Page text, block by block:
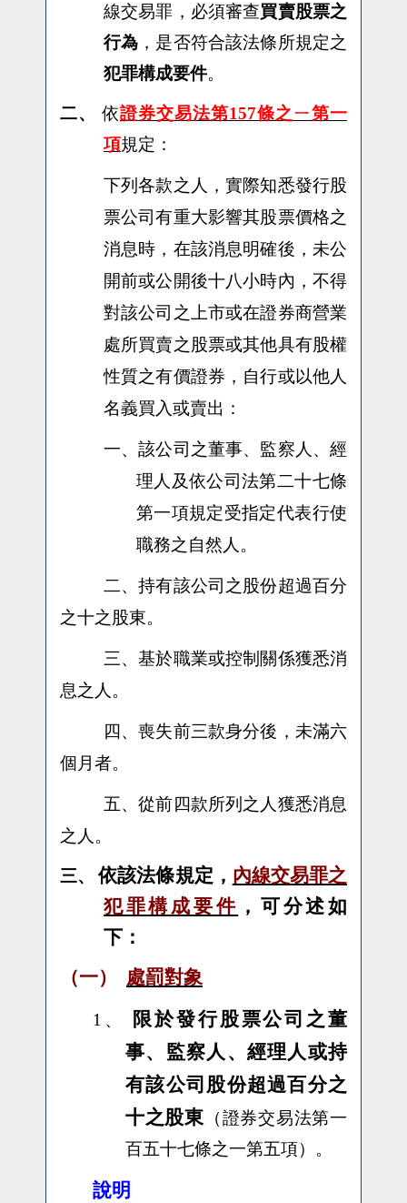
線交易罪，必須審查買賣股票之
行為 ，是否符合該法條所規定之
犯罪構成要件。
二、 依證券交易法第157條之ㄧ第一
項規定：
下列各款之人，實際知悉發行股
票公司有重大影響其股票價格之
消息時，在該消息明確後，未公
開前或公開後十八小時內，不得
對該公司之上市或在證券商營業
處所買賣之股票或其他具有股權
性質之有價證券，自行或以他人
名義買入或賣出：
一、該公司之董事、監察人、經
理人及依公司法第二十七條
第一項規定受指定代表行使
職務之自然人。
二、持有該公司之股份超過百分
之十之股東。
三、基於職業或控制關係獲悉消
息之人。
四、喪失前三款身分後，未滿六
個月者。
五、從前四款所列之人獲悉消息
之人。
三、 依該法條規定， 內線交易罪之
犯罪構成要件 ，可分述如
下：
（一）
處罰對象
1、
限於發行股票公司之董
事、監察人、經理人或持
有該公司股份超過百分之
十之股東 （證券交易法第一
百五十七條之一第五項）。
說明